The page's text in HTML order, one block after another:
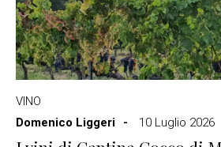
VINO
Domenico Liggeri
10 Luglio 2026